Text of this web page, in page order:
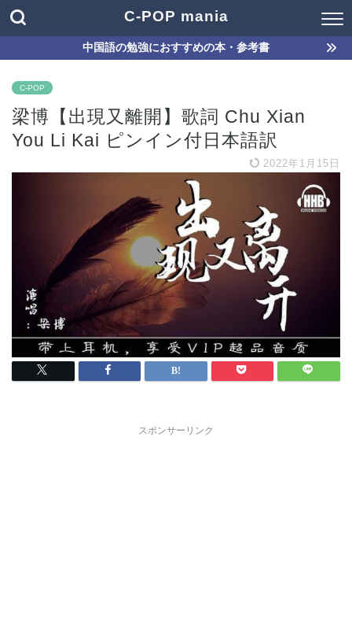
C-POP mania
中国語の勉強におすすめの本・参考書
C-POP
梁博【出現又離開】歌詞 Chu Xian
You Li Kai ピンイン付日本語訳
2022年1月15日
スポンサーリンク